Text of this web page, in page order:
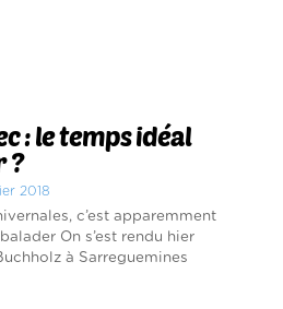
: le temps idéal
?
2018
c’est apparemment
On s’est rendu hier
à Sarreguemines